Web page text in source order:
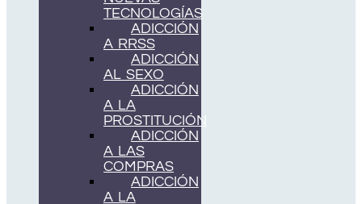
TECNOLOGÍAS
ADICCIÓN
A RRSS
ADICCIÓN
AL SEXO
ADICCIÓN
A LA
PROSTITUCIÓN
ADICCIÓN
A LAS
COMPRAS
ADICCIÓN
A LA